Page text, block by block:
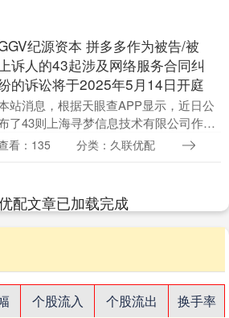
纪源资本 拼多多作为被告/被
诉人的43起涉及网络服务合同纠
的诉讼将于2025年5月14日开庭
站消息，根据天眼查APP显示，近日公
了43则上海寻梦信息技术有限公司作为
告/被上诉人的开庭公告，案由为网络服
看：135 分类：久联优配
配文章已加载完成
个股流入 个股流出
换手率